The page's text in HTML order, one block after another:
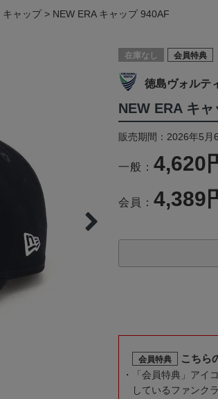
キャップ NEW ERA キャップ 940AF
在庫なし 会員特典
徳島ヴォルテ
NEW ERA キ
販売期間：2026年5月
一般： 4,620
会員： 4,389
会員特典 こちら
「会員特典」アイ
しているファンク